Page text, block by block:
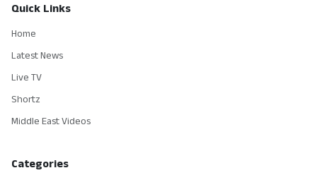
Quick Links
Home
Latest News
Live TV
Shortz
Middle East Videos
Categories